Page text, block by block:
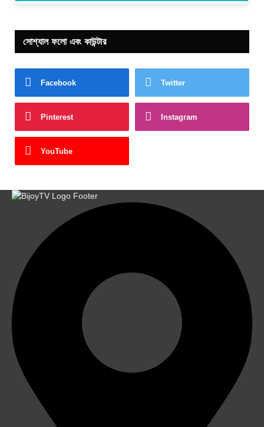
সোশ্যাল ফলো এবং কাউন্টার
Facebook Twitter
Pinterest Instagram
YouTube